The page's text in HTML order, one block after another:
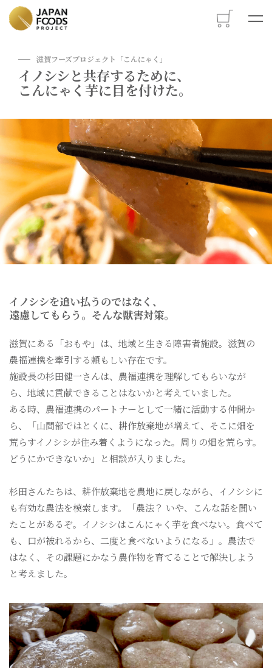
滋賀フーズプロジェクト「こんにゃく」
イノシシと共存するために、
こんにゃく芋に目を付けた。
イノシシを追い払うのではなく、
遠慮してもらう。そんな獣害対策。
滋賀にある「おもや」は、地域と生きる障害者施設。滋賀の
農福連携を牽引する頼もしい存在です。
施設長の杉田健一さんは、農福連携を理解してもらいなが
ら、地域に貢献できることはないかと考えていました。
ある時、農福連携のパートナーとして一緒に活動する仲間か
ら、「山間部ではとくに、耕作放棄地が増えて、そこに畑を
荒らすイノシシが住み着くようになった。周りの畑を荒らす。
どうにかできないか」と相談が入りました。
杉田さんたちは、耕作放棄地を農地に戻しながら、イノシシに
も有効な農法を模索します。「農法？ いや、こんな話を聞い
たことがあるぞ。イノシシはこんにゃく芋を食べない。食べて
も、口が被れるから、二度と食べないようになる」。農法で
はなく、その課題にかなう農作物を育てることで解決しよう
と考えました。